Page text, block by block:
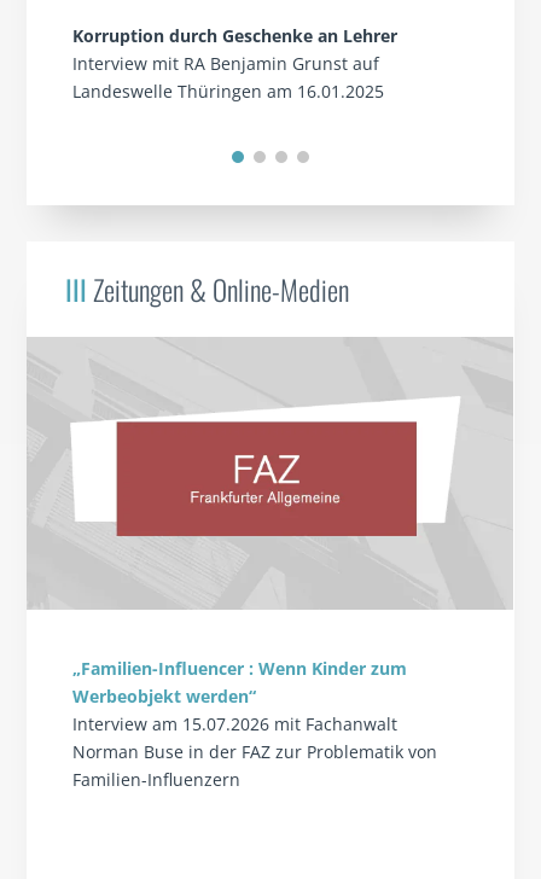
Korruption durch Geschenke an Lehrer
Interview mit RA Benjamin Grunst auf
Landeswelle Thüringen am 16.01.2025
IIIZeitungen & Online-Medien
„Familien-Influencer : Wenn Kinder zum
Werbeobjekt werden“
Interview am 15.07.2026 mit Fachanwalt
Norman Buse in der FAZ zur Problematik von
Familien-Influenzern